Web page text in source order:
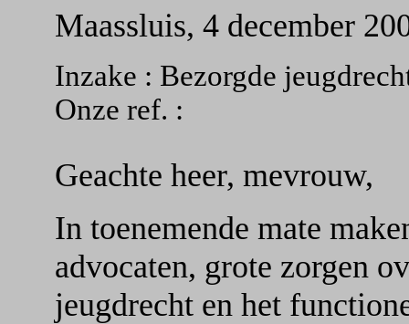
Maassluis, 4 december
Inzake : Bezorgde
Onze ref. :
Geachte heer, mevrouw,
In toenemende mate
advocaten, grote zorgen
jeugdrecht en het